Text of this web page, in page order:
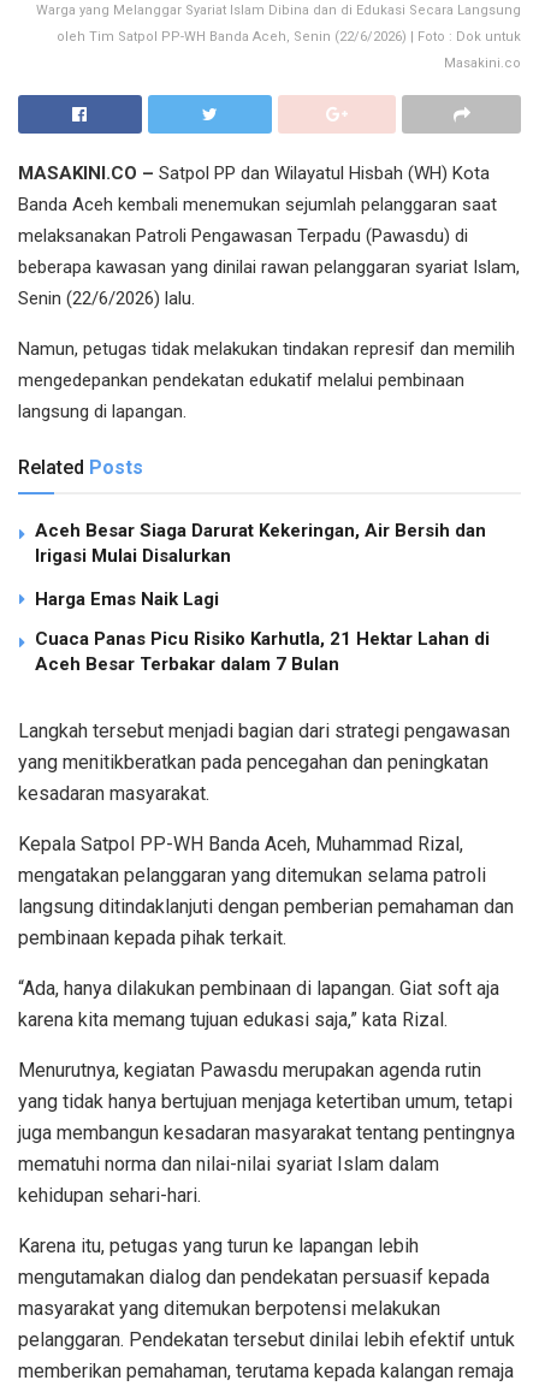
Warga yang Melanggar Syariat Islam Dibina dan di Edukasi Secara Langsung
oleh Tim Satpol PP-WH Banda Aceh, Senin (22/6/2026) | Foto : Dok untuk
Masakini.co
MASAKINI.CO – Satpol PP dan Wilayatul Hisbah (WH) Kota
Banda Aceh kembali menemukan sejumlah pelanggaran saat
melaksanakan Patroli Pengawasan Terpadu (Pawasdu) di
beberapa kawasan yang dinilai rawan pelanggaran syariat Islam,
Senin (22/6/2026) lalu.
Namun, petugas tidak melakukan tindakan represif dan memilih
mengedepankan pendekatan edukatif melalui pembinaan
langsung di lapangan.
Related Posts
Aceh Besar Siaga Darurat Kekeringan, Air Bersih dan
Irigasi Mulai Disalurkan
Harga Emas Naik Lagi
Cuaca Panas Picu Risiko Karhutla, 21 Hektar Lahan di
Aceh Besar Terbakar dalam 7 Bulan
Langkah tersebut menjadi bagian dari strategi pengawasan
yang menitikberatkan pada pencegahan dan peningkatan
kesadaran masyarakat.
Kepala Satpol PP-WH Banda Aceh, Muhammad Rizal,
mengatakan pelanggaran yang ditemukan selama patroli
langsung ditindaklanjuti dengan pemberian pemahaman dan
pembinaan kepada pihak terkait.
“Ada, hanya dilakukan pembinaan di lapangan. Giat soft aja
karena kita memang tujuan edukasi saja,” kata Rizal.
Menurutnya, kegiatan Pawasdu merupakan agenda rutin
yang tidak hanya bertujuan menjaga ketertiban umum, tetapi
juga membangun kesadaran masyarakat tentang pentingnya
mematuhi norma dan nilai-nilai syariat Islam dalam
kehidupan sehari-hari.
Karena itu, petugas yang turun ke lapangan lebih
mengutamakan dialog dan pendekatan persuasif kepada
masyarakat yang ditemukan berpotensi melakukan
pelanggaran. Pendekatan tersebut dinilai lebih efektif untuk
memberikan pemahaman, terutama kepada kalangan remaja